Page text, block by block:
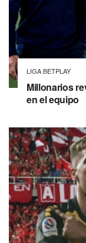
LIGA BETPLAY
Millonarios
en el equipo